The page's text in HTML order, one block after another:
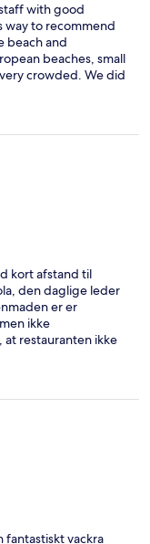
with good
way to recommend
beach and
beaches, small
crowded. We did
speaking guests
seafood
this milieu.
kort afstand til
den daglige leder
er er
ikke
restauranten ikke
tiden og der
kan varmt
fantastiskt vackra